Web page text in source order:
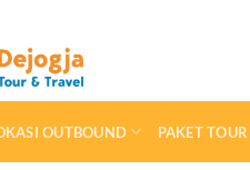
OUTBOUND PAKET TOUR